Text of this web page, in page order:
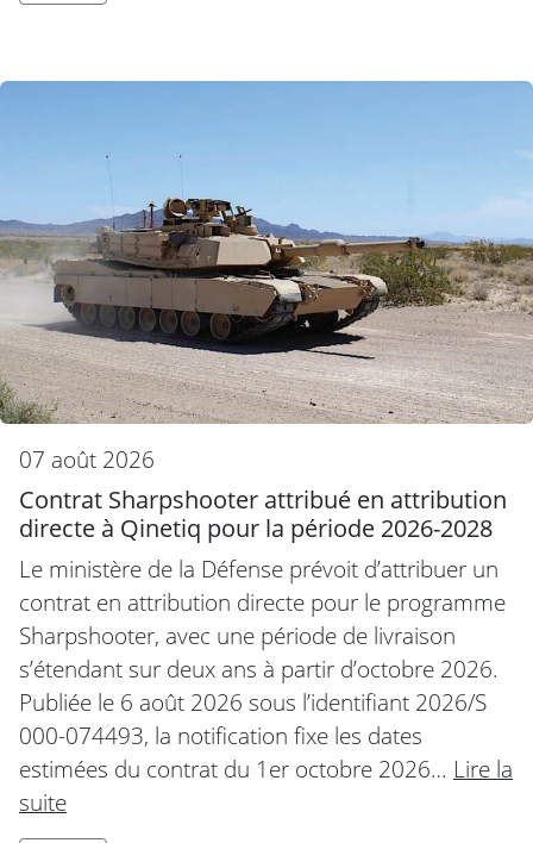
07 août 2026
Contrat Sharpshooter attribué en attribution
directe à Qinetiq pour la période 2026-2028
Le ministère de la Défense prévoit d’attribuer un
contrat en attribution directe pour le programme
Sharpshooter, avec une période de livraison
s’étendant sur deux ans à partir d’octobre 2026.
Publiée le 6 août 2026 sous l’identifiant 2026/S
000-074493, la notification fixe les dates
estimées du contrat du 1er octobre 2026… Lire la
suite